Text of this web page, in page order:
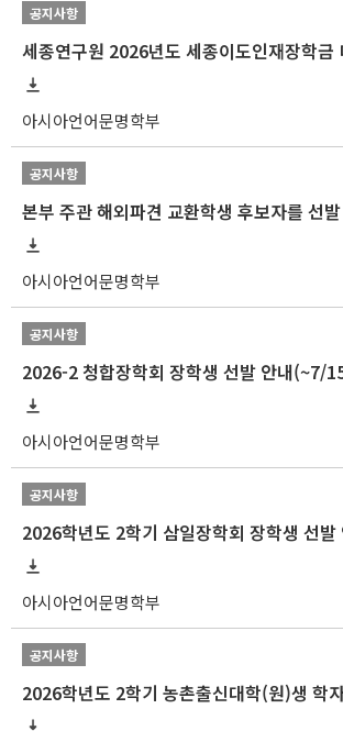
공지사항
아시아언어문명학부
공지사항
본부 주관 해외파견 교환학생 후보자를 선
아시아언어문명학부
공지사항
2026-2 청합장학회 장학생 선발 안내(~7/
아시아언어문명학부
공지사항
아시아언어문명학부
공지사항
2026학년도 2학기 농촌출신대학(원)생 학